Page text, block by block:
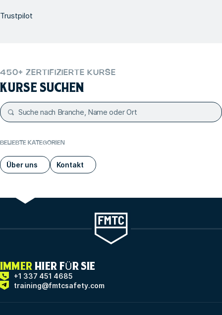
Trustpilot
450+ ZERTIFIZIERTE KURSE
KURSE SUCHEN
BELIEBTE KATEGORIEN
Über uns Kontakt
IMMER HIER FÜR SIE
+1 337 451 4685
training@fmtcsafety.com